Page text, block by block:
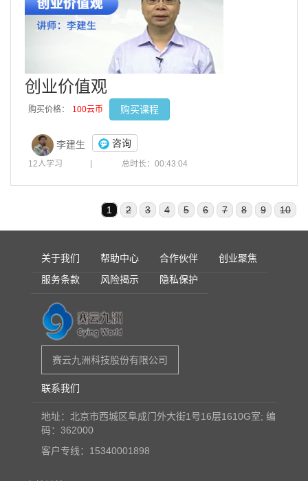
创业价值观
购买价格： 100云币 购买课程
李建生 咨询
12人学习 总时长：00:43:04
1 2 3 4 5 6 7 8 9 10
关于我们 帮助中心 合作伙伴
创业聚焦
服务条款
风险揭示 隐私保护
赛云九洲科技股份有限公司
联系我们
地址：北京市西城区阜成门外大街1号16层1610G室; 编
码：362000
客户专线：15340001898